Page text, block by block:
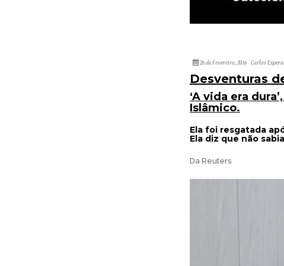
26 de Fevereiro, 2016 Carlos
Desventuras
‘A vida era
Islâmico.
Ela foi resgatada
Ela diz que não
Da Reuters